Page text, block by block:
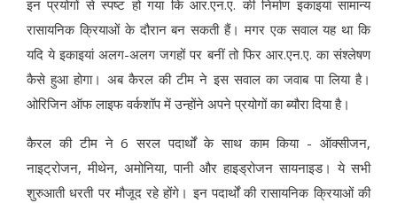
इन प्रयोगों से स्पष्ट हो गया कि आर.एन.ए. की निर्माण इकाइयां सामान्य
रासायनिक क्रियाओं के दौरान बन सकती हैं। मगर एक सवाल यह था कि
यदि ये इकाइयां अलग-अलग जगहों पर बनीं तो फिर आर.एन.ए. का संश्लेषण
कैसे हुआ होगा। अब कैरल की टीम ने इस सवाल का जवाब पा लिया है।
ओरिजिन ऑफ लाइफ वर्कशॉप में उन्होंने अपने प्रयोगों का ब्यौरा दिया है।
कैरल की टीम ने 6 सरल पदार्थों के साथ काम किया - ऑक्सीजन,
नाइट्रोजन, मीथेन, अमोनिया, पानी और हाइड्रोजन सायनाइड। ये सभी
शुरुआती धरती पर मौजूद रहे होंगे। इन पदार्थों की रासायनिक क्रियाओं की